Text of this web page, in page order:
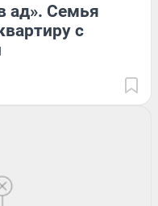
ад». Семья
с